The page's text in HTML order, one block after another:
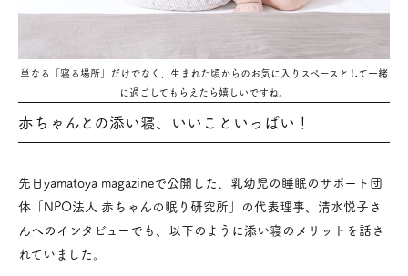
単なる「寝る場所」だけでなく、生まれた頃からのお気に入りスペースとして一緒
に過ごしてもらえたら嬉しいですね。
赤ちゃんとの添い寝、いいこといっぱい！
先日yamatoya magazineで公開した、乳幼児の睡眠のサポート団
体「NPO法人 赤ちゃんの眠り研究所」の代表理事、清水悦子さ
んへのインタビューでも、以下のように添い寝のメリットを話さ
れていました。